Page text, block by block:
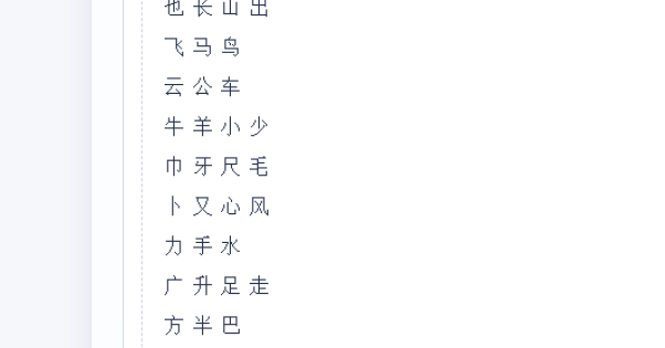
也长山出
飞马鸟
云公车
牛羊小少
巾牙尺毛
卜又心风
力手水
广升足走
方半巴